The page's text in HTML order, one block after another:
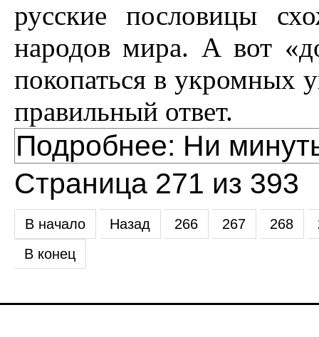
русские пословицы
народов мира. А вот
покопаться в укромных
правильный ответ.
Подробнее: Ни
Страница 271 из 393
В начало Назад 266 267 268
В конец